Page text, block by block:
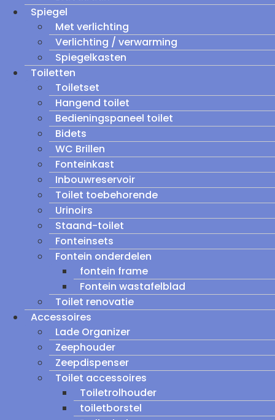
Spiegel
Met verlichting
Verlichting / verwarming
Spiegelkasten
Toiletten
Toiletset
Hangend toilet
Bedieningspaneel toilet
Bidets
WC Brillen
Fonteinkast
Inbouwreservoir
Toilet toebehorende
Urinoirs
Staand-toilet
Fonteinsets
Fontein onderdelen
fontein frame
Fontein wastafelblad
Toilet renovatie
Accessoires
Lade Organizer
Zeephouder
Zeepdispenser
Toilet accessoires
Toiletrolhouder
toiletborstel